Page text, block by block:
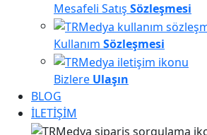
Mesafeli Satış Sözleşmesi
Kullanım Sözleşmesi
Bizlere Ulaşın
BLOG
İLETİŞİM